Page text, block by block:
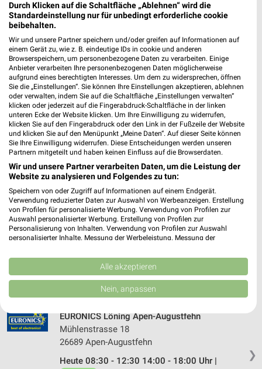
26826 Weener
Geöffnet
412,63 km
Stadtlander GmbH Zetel
Jakob-Borchers-Str. 3
26340 Zetel
Heute 09:00 - 12:00 14:00 - 18:00 Uhr |
Geöffnet
377,04 km
media@home Stadtlander Zetel
Jakob-Borchers-Str. 3
26340 Zetel
377,02 km
❯
EURONICS Löning Apen-Augustfehn
Mühlenstrasse 18
26689 Apen-Augustfehn
Heute 08:30 - 12:30 14:00 - 18:00 Uhr |
Durch Klicken auf die Schaltfläche „Ablehnen“ wird die
Standardeinstellung nur für unbedingt erforderliche cookie
beibehalten.
Wir und unsere Partner speichern und/oder greifen auf Informationen auf
einem Gerät zu, wie z. B. eindeutige IDs in cookie und anderen
Browserspeichern, um personenbezogene Daten zu verarbeiten. Einige
Anbieter verarbeiten Ihre personenbezogenen Daten möglicherweise
aufgrund eines berechtigten Interesses. Um dem zu widersprechen, öffnen
Sie die „Einstellungen“. Sie können Ihre Einstellungen akzeptieren, ablehnen
oder verwalten, indem Sie auf die Schaltfläche „Einstellungen verwalten“
klicken oder jederzeit auf die Fingerabdruck-Schaltfläche in der linken
unteren Ecke der Website klicken. Um Ihre Einwilligung zu widerrufen,
klicken Sie auf den Fingerabdruck oder den Link in der Fußzeile der Website
und klicken Sie auf den Menüpunkt „Meine Daten“. Auf dieser Seite können
Sie Ihre Einwilligung widerrufen. Diese Entscheidungen werden unseren
Partnern mitgeteilt und haben keinen Einfluss auf die Browserdaten.
Wir und unsere Partner verarbeiten Daten, um die Leistung der
Website zu analysieren und Folgendes zu tun:
Speichern von oder Zugriff auf Informationen auf einem Endgerät.
Verwendung reduzierter Daten zur Auswahl von Werbeanzeigen. Erstellung
von Profilen für personalisierte Werbung. Verwendung von Profilen zur
Auswahl personalisierter Werbung. Erstellung von Profilen zur
Personalisierung von Inhalten. Verwendung von Profilen zur Auswahl
personalisierter Inhalte. Messung der Werbeleistung. Messung der
Kombinationen von Daten aus verschiedenen Quellen. Entwicklung und
Verbesserung der Angebote. Verwendung reduzierter Daten zur Auswahl
von Inhalten.
Daten können außerhalb der Europäischen Union weitergegeben und in die
Website/App.
Partnerliste anzeigen (1 IAB-Anbieter)
Wir nutzen Ihre Daten für folgende Zwecke:
IAB-Verarbeitungszwecke:
Alle akzeptieren
Nein, anpassen